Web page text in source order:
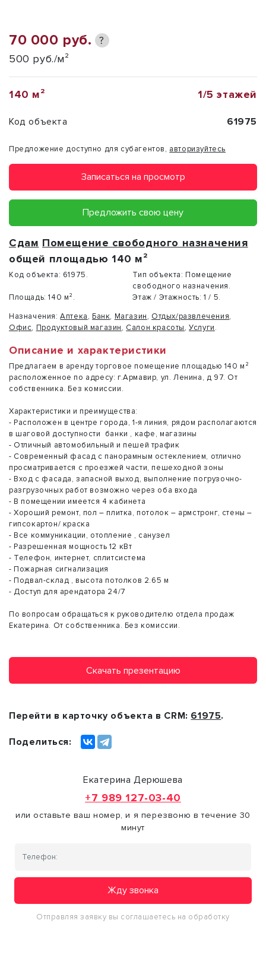
70 000 руб. ?
500 руб./м²
140 м² 1/5 этажей
Код объекта 61975
Предложение доступно для субагентов, авторизуйтесь
Записаться на просмотр
Предложить свою цену
Сдам Помещение свободного назначения
общей площадью 140 м²
Код объекта: 61975. Тип объекта: Помещение
свободного назначения.
Площадь: 140 м². Этаж / Этажность: 1 / 5.
Назначения: Аптека, Банк, Магазин, Отдых/развлечения,
Офис, Продуктовый магазин, Салон красоты,Услуги.
Описание и характеристики
Предлагаем в аренду торговое помещение площадью 140 м²
расположенное по адресу: г.Армавир, ул. Ленина, д 97. От
собственника. Без комиссии.
Характеристики и преимущества:
- Расположен в центре города, 1-я линия, рядом располагаются
в шаговой доступности банки , кафе, магазины
- Отличный автомобильный и пешей трафик
- Современный фасад с панорамным остеклением, отлично
просматривается с проезжей части, пешеходной зоны
- Вход с фасада, запасной выход, выполнение погрузочно-
разгрузочных работ возможно через оба входа
- В помещении имеется 4 кабинета
- Хороший ремонт, пол – плитка, потолок – армстронг, стены –
гипсокартон/ краска
- Все коммуникации, отопление , санузел
- Разрешенная мощность 12 кВт
- Телефон, интернет, сплитсистема
- Пожарная сигнализация
- Подвал-склад , высота потолков 2.65 м
- Доступ для арендатора 24/7
По вопросам обращаться к руководителю отдела продаж
Екатерина. От собственника. Без комиссии.
Скачать презентацию
Перейти в карточку объекта в CRM: 61975.
Поделиться:
Екатерина Дерюшева
+7 989 127-03-40
или оставьте ваш номер, и я перезвоню в течение 30
минут
Жду звонка
Отправляя заявку вы соглашаетесь на обработку